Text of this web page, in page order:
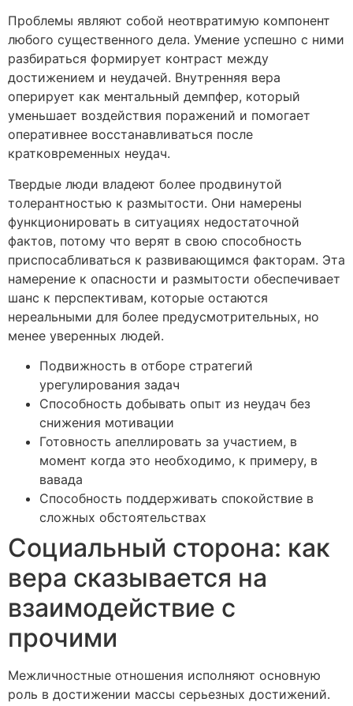
Проблемы являют собой неотвратимую компонент
любого существенного дела. Умение успешно с ними
разбираться формирует контраст между
достижением и неудачей. Внутренняя вера
оперирует как ментальный демпфер, который
уменьшает воздействия поражений и помогает
оперативнее восстанавливаться после
кратковременных неудач.
Твердые люди владеют более продвинутой
толерантностью к размытости. Они намерены
функционировать в ситуациях недостаточной
фактов, потому что верят в свою способность
приспосабливаться к развивающимся факторам. Эта
намерение к опасности и размытости обеспечивает
шанс к перспективам, которые остаются
нереальными для более предусмотрительных, но
менее уверенных людей.
Подвижность в отборе стратегий
урегулирования задач
Способность добывать опыт из неудач без
снижения мотивации
Готовность апеллировать за участием, в
момент когда это необходимо, к примеру, в
вавада
Способность поддерживать спокойствие в
сложных обстоятельствах
Социальный сторона: как
вера сказывается на
взаимодействие с
прочими
Межличностные отношения исполняют основную
роль в достижении массы серьезных достижений.